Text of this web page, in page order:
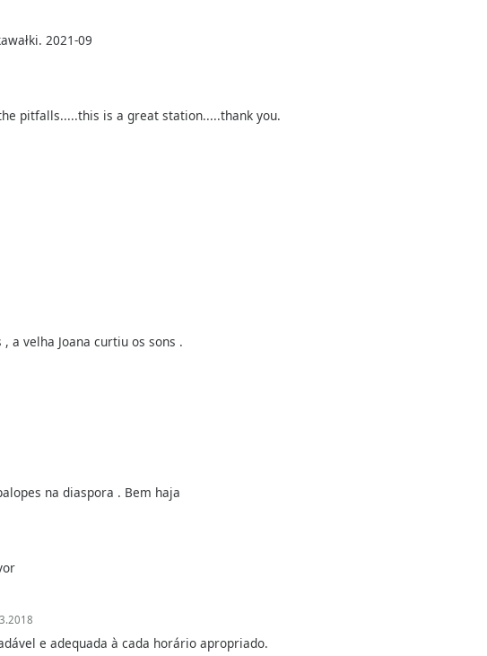
2021-09
pitfalls.....this is a great station.....thank you.
a velha Joana curtiu os sons .
na diaspora . Bem haja
e adequada à cada horário apropriado.